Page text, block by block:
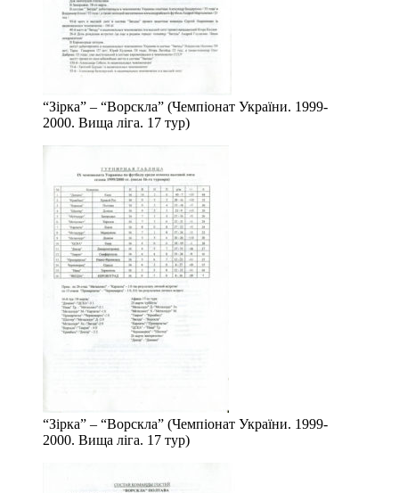
“Зірка” – “Ворскла” (Чемпіонат України. 1999-
2000. Вища ліга. 17 тур)
“Зірка” – “Ворскла” (Чемпіонат України. 1999-
2000. Вища ліга. 17 тур)